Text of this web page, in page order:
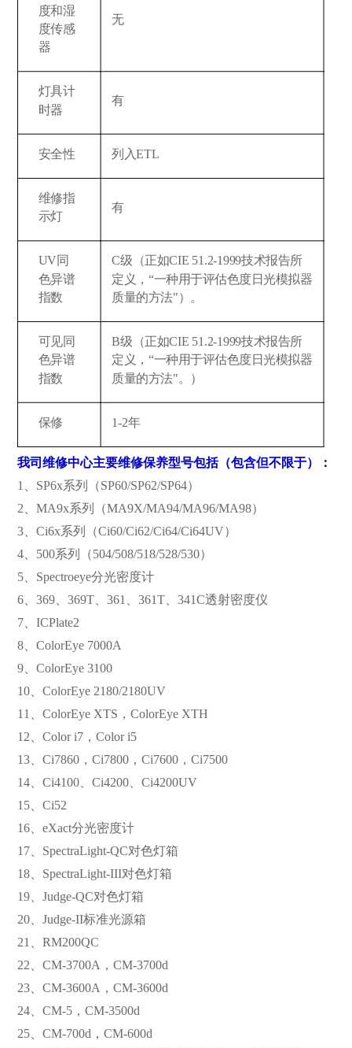
度和湿
度传感
器
无
灯具计
时器
有
安全性 列入ETL
维修指
示灯
有
UV同
色异谱
指数
C级（正如CIE 51.2-1999技术报告所
定义，“一种用于评估色度日光模拟器
质量的方法"）。
可见同
色异谱
指数
B级（正如CIE 51.2-1999技术报告所
定义，“一种用于评估色度日光模拟器
质量的方法"。）
保修 1-2年
我司维修中心主要维修保养型号包括（包含但不限于）：
1、SP6x系列（SP60/SP62/SP64）
2、MA9x系列（MA9X/MA94/MA96/MA98）
3、Ci6x系列（Ci60/Ci62/Ci64/Ci64UV）
4、500系列（504/508/518/528/530）
5、Spectroeye分光密度计
6、369、369T、361、361T、341C透射密度仪
7、ICPlate2
8、ColorEye 7000A
9、ColorEye 3100
10、ColorEye 2180/2180UV
11、ColorEye XTS，ColorEye XTH
12、Color i7，Color i5
13、Ci7860，Ci7800，Ci7600，Ci7500
14、Ci4100、Ci4200、Ci4200UV
15、Ci52
16、eXact分光密度计
17、SpectraLight-QC对色灯箱
18、SpectraLight-III对色灯箱
19、Judge-QC对色灯箱
20、Judge-II标准光源箱
21、RM200QC
22、CM-3700A，CM-3700d
23、CM-3600A，CM-3600d
24、CM-5，CM-3500d
25、CM-700d，CM-600d